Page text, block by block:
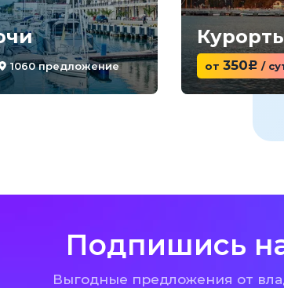
1060 предложение от 350c /
Подпишись
Выгодные предложения от